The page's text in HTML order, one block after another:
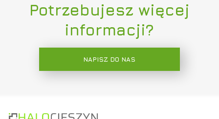
Potrzebujesz więcej
informacji?
NAPISZ DO NAS